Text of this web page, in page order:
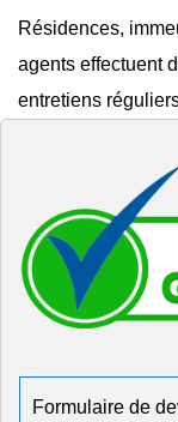
Résidences,
agents effectuent
entretiens
Formulaire de